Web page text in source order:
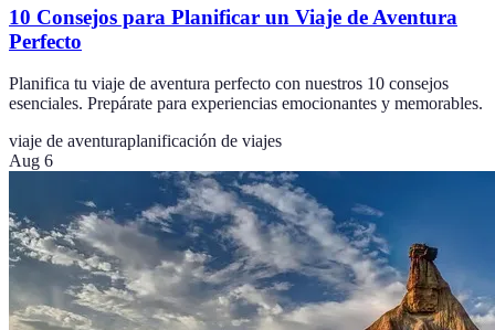
10 Consejos para Planificar un Viaje de Aventura
Perfecto
Planifica tu viaje de aventura perfecto con nuestros 10 consejos
esenciales. Prepárate para experiencias emocionantes y memorables.
viaje de aventuraplanificación de viajes
Aug 6